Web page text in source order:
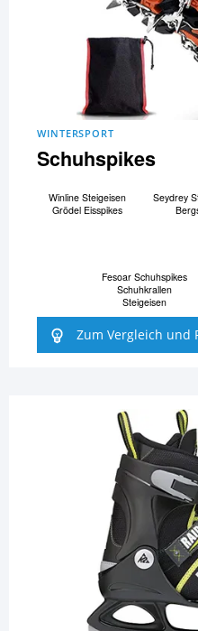
WINTERSPORT
Schuhspikes
Winline Steigeisen
Grödel Eisspikes
Seydrey
Fesoar Schuhspikes
Schuhkrallen
Steigeisen
Zum Vergleich und